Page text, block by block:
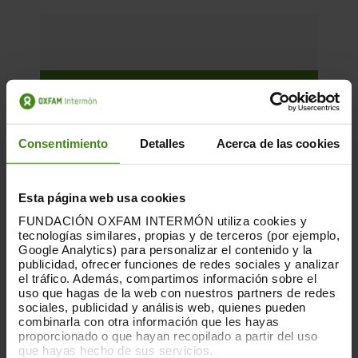
Consentimiento Detalles Acerca de las cookies
Esta página web usa cookies
FUNDACIÓN OXFAM INTERMÓN utiliza cookies y
tecnologías similares, propias y de terceros (por ejemplo,
Google Analytics) para personalizar el contenido y la
publicidad, ofrecer funciones de redes sociales y analizar
el tráfico. Además, compartimos información sobre el
uso que hagas de la web con nuestros partners de redes
sociales, publicidad y análisis web, quienes pueden
combinarla con otra información que les hayas
proporcionado o que hayan recopilado a partir del uso
que hayas hecho de sus servicios.
01.12.2025